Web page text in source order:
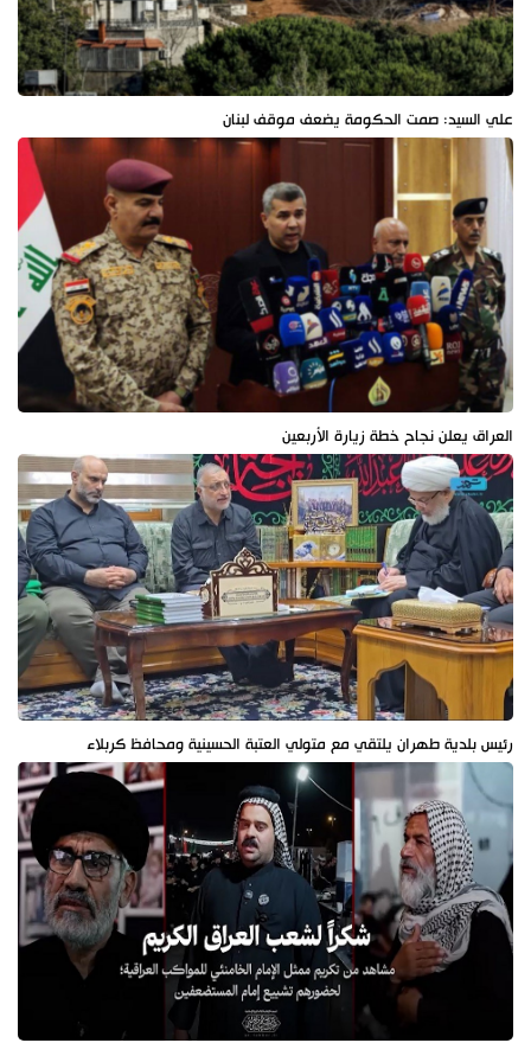
علي السيد: صمت الحكومة يضعف موقف لبنان
العراق يعلن نجاح خطة زيارة الأربعين
رئيس بلدية طهران يلتقي مع متولي العتبة الحسينية ومحافظ كربلاء